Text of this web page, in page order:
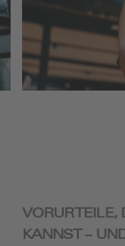
VORURTEILE,
KANNST –